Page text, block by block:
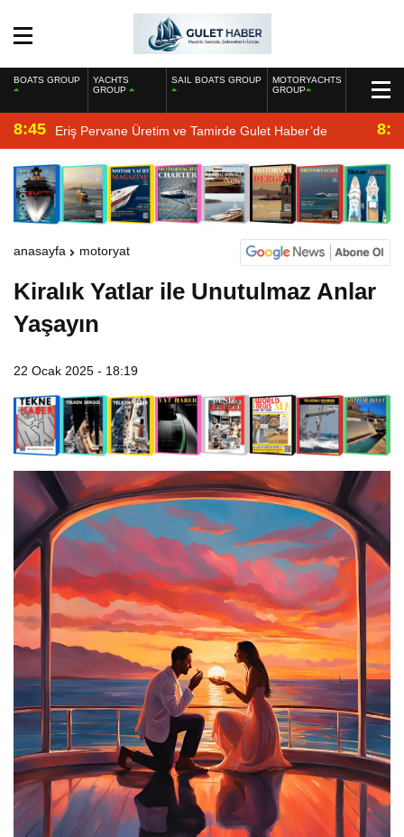
BOATS GROUP
YACHTS
GROUP
SAIL BOATS GROUP
MOTORYACHTS
GROUP
8:45 Eriş Pervane Üretim ve Tamirde Gulet Haber’de
anasayfa motoryat
Kiralık Yatlar ile Unutulmaz Anlar
Yaşayın
22 Ocak 2025 - 18:19